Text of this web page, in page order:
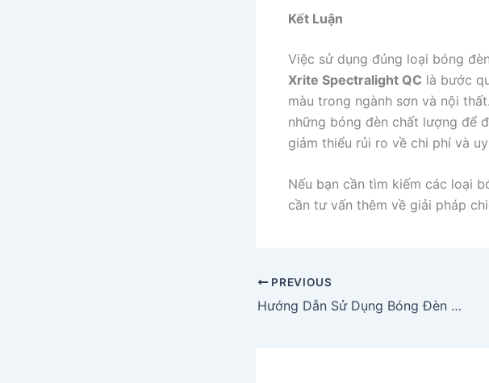
Kết Luận
Việc sử dụng đúng loại bóng
Xrite Spectralight QC là bước
màu trong ngành sơn và nội
những bóng đèn chất lượng để
giảm thiểu rủi ro về chi phí và
Nếu bạn cần tìm kiếm các loại
cần tư vấn thêm về giải pháp
PREVIOUS
Hướng Dẫn Sử Dụng Bóng Đèn CWF SYLVANIA 21781 FO32/841/ECO Dùng So Màu Và Kiểm Tra Màu Sản Phẩm Ngành Sơn Và Nội Thất